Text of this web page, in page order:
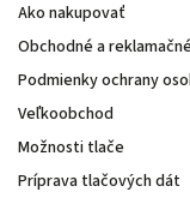
Ako nakupovať
Obchodné a
Podmienky ochrany
Veľkoobchod
Možnosti tlače
Príprava tlačových dát